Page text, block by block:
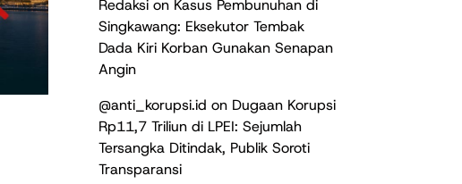
Redaksi on Kasus Pembunuhan di
Singkawang: Eksekutor Tembak
Dada Kiri Korban Gunakan Senapan
Angin
@anti_korupsi.id on Dugaan Korupsi
Rp11,7 Triliun di LPEI: Sejumlah
Tersangka Ditindak, Publik Soroti
Transparansi